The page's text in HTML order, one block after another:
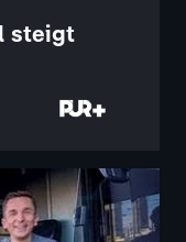
steigt